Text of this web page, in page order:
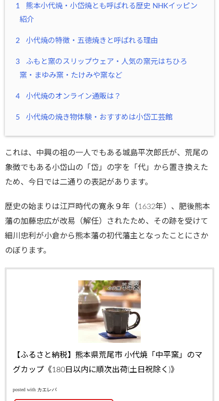
1
熊本小代焼・小岱焼とも呼ばれる歴史 NHKイッピン
紹介
2 小代焼の特徴・五徳焼きと呼ばれる理由
3
ふもと窯のスリップウェア・人気の窯元はちひろ
窯・まゆみ窯・たけみや窯など
4 小代焼のオンライン通販は？
5 小代焼の焼き物体験・おすすめは小岱工芸館
これは、中興の祖の一人でもある城島平次郎氏が、荒尾の
象徴でもある小岱山の「岱」の字を「代」から置き換えた
ため、今日では二通りの表記があります。
歴史の始まりは江戸時代の寛永９年（1632年）、肥後熊本
藩の加藤忠広が改易（解任）されたため、その跡を受けて
細川忠利が小倉から熊本藩の初代藩主となったことにさか
のぼります。
【ふるさと納税】熊本県荒尾市 小代焼「中平窯」のマ
グカップ《180日以内に順次出荷(土日祝除く)》
posted with カエレバ